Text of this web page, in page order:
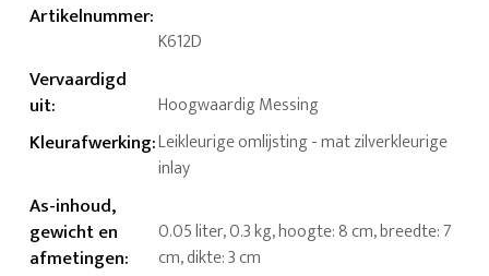
Artikelnummer:
K612D
Vervaardigd
uit: Hoogwaardig Messing
Kleurafwerking:Leikleurige omlijsting - mat zilverkleurige
inlay
As-inhoud,
gewicht en
afmetingen:
0.05 liter, 0.3 kg, hoogte: 8 cm, breedte: 7
cm, dikte: 3 cm